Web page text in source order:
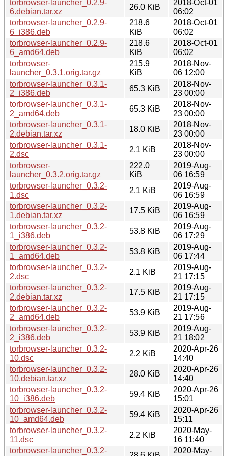
torbrowser-launcher_0.2.9-
6.debian.tar.xz
26.0 KiB
2018-Oct-01
06:02
torbrowser-launcher_0.2.9-
6_i386.deb
218.6
KiB
2018-Oct-01
06:02
torbrowser-launcher_0.2.9-
6_amd64.deb
218.6
KiB
2018-Oct-01
06:02
torbrowser-
launcher_0.3.1.orig.tar.gz
215.9
KiB
2018-Nov-
06 12:00
torbrowser-launcher_0.3.1-
2_i386.deb
65.3 KiB
2018-Nov-
23 00:00
torbrowser-launcher_0.3.1-
2_amd64.deb
65.3 KiB
2018-Nov-
23 00:00
torbrowser-launcher_0.3.1-
2.debian.tar.xz
18.0 KiB
2018-Nov-
23 00:00
torbrowser-launcher_0.3.1-
2.dsc
2.1 KiB
2018-Nov-
23 00:00
torbrowser-
launcher_0.3.2.orig.tar.gz
222.0
KiB
2019-Aug-
06 16:59
torbrowser-launcher_0.3.2-
1.dsc
2.1 KiB
2019-Aug-
06 16:59
torbrowser-launcher_0.3.2-
1.debian.tar.xz
17.5 KiB
2019-Aug-
06 16:59
torbrowser-launcher_0.3.2-
1_i386.deb
53.8 KiB
2019-Aug-
06 17:29
torbrowser-launcher_0.3.2-
1_amd64.deb
53.8 KiB
2019-Aug-
06 17:44
torbrowser-launcher_0.3.2-
2.dsc
2.1 KiB
2019-Aug-
21 17:15
torbrowser-launcher_0.3.2-
2.debian.tar.xz
17.5 KiB
2019-Aug-
21 17:15
torbrowser-launcher_0.3.2-
2_amd64.deb
53.9 KiB
2019-Aug-
21 17:56
torbrowser-launcher_0.3.2-
2_i386.deb
53.9 KiB
2019-Aug-
21 18:02
torbrowser-launcher_0.3.2-
10.dsc
2.2 KiB
2020-Apr-26
14:40
torbrowser-launcher_0.3.2-
10.debian.tar.xz
28.0 KiB
2020-Apr-26
14:40
torbrowser-launcher_0.3.2-
10_i386.deb
59.4 KiB
2020-Apr-26
15:01
torbrowser-launcher_0.3.2-
10_amd64.deb
59.4 KiB
2020-Apr-26
15:11
torbrowser-launcher_0.3.2-
11.dsc
2.2 KiB
2020-May-
16 11:40
torbrowser-launcher_0.3.2-
2020-May-